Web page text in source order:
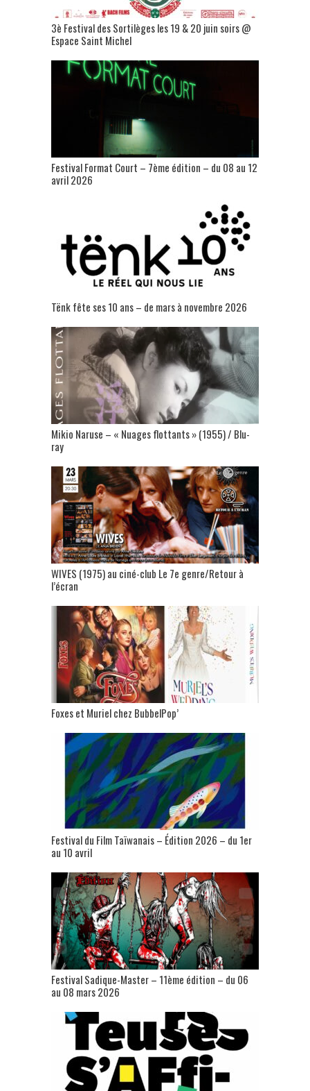
3è Festival des Sortilèges les 19 & 20 juin soirs @
Espace Saint Michel
Festival Format Court – 7ème édition – du 08 au 12
avril 2026
Tënk fête ses 10 ans – de mars à novembre 2026
Mikio Naruse – « Nuages flottants » (1955) / Blu-
ray
WIVES (1975) au ciné-club Le 7e genre/Retour à
l’écran
Foxes et Muriel chez BubbelPop’
Festival du Film Taïwanais – Édition 2026 – du 1er
au 10 avril
Festival Sadique-Master – 11ème édition – du 06
au 08 mars 2026